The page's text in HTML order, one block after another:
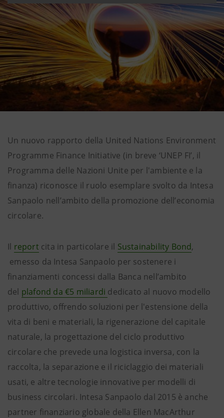
Un nuovo rapporto della United Nations Environment
Programme Finance Initiative (in breve ‘UNEP FI’, il
Programma delle Nazioni Unite per l'ambiente e la
finanza) riconosce il ruolo esemplare svolto da Intesa
Sanpaolo nell’ambito della promozione dell’economia
circolare.
Il report cita in particolare il Sustainability Bond,
emesso da Intesa Sanpaolo per sostenere i
finanziamenti concessi dalla Banca nell’ambito
del plafond da €5 miliardi dedicato al nuovo modello
produttivo, offrendo soluzioni per l'estensione della
vita di beni e materiali, la rigenerazione del capitale
naturale, la progettazione del ciclo produttivo
circolare che prevede una logistica inversa, con la
raccolta, la separazione e il riciclaggio dei materiali
usati, e altre tecnologie innovative per modelli di
business circolari. Intesa Sanpaolo dal 2015 è anche
partner finanziario globale della Ellen MacArthur